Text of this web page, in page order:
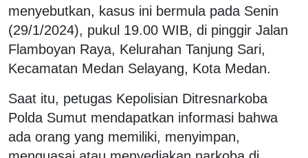
menyebutkan, kasus ini bermula pada Senin
(29/1/2024), pukul 19.00 WIB, di pinggir Jalan
Flamboyan Raya, Kelurahan Tanjung Sari,
Kecamatan Medan Selayang, Kota Medan.
Saat itu, petugas Kepolisian Ditresnarkoba
Polda Sumut mendapatkan informasi bahwa
ada orang yang memiliki, menyimpan,